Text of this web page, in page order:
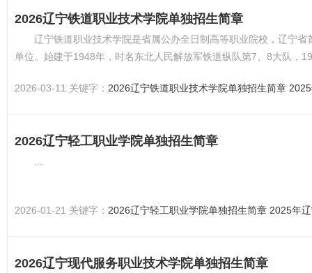
2026辽宁铁道职业技术学院单独招生简章
辽宁铁道职业技术学院是省属公办全日制高等职业院校，辽宁
单位。始建于1948年，时名东北人民解放军铁道纵队第7、8大队，
2026-03-11 关键字： 2026辽宁铁道职业技术学院单独招生简章
2026辽宁轻工职业学院单独招生简章
2026-01-21 关键字： 2026辽宁轻工职业学院单独招生简章 2025年
2026辽宁现代服务职业技术学院单独招生简章